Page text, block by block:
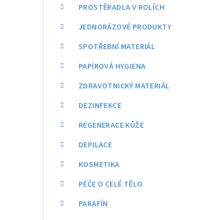
PROSTĚRADLA V ROLÍCH
JEDNORÁZOVÉ PRODUKTY
SPOTŘEBNÍ MATERIÁL
PAPÍROVÁ HYGIENA
ZDRAVOTNICKÝ MATERIÁL
DEZINFEKCE
REGENERACE KŮŽE
DEPILACE
KOSMETIKA
PÉČE O CELÉ TĚLO
PARAFÍN